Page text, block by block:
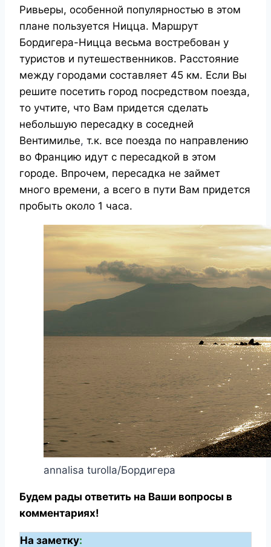
Ривьеры, особенной популярностью в этом
плане пользуется Ницца. Маршрут
Бордигера-Ницца весьма востребован у
туристов и путешественников. Расстояние
между городами составляет 45 км. Если Вы
решите посетить город посредством поезда,
то учтите, что Вам придется сделать
небольшую пересадку в соседней
Вентимилье, т.к. все поезда по направлению
во Францию идут с пересадкой в этом
городе. Впрочем, пересадка не займет
много времени, а всего в пути Вам придется
пробыть около 1 часа.
annalisa turolla/Бордигера
Будем рады ответить на Ваши вопросы в
комментариях!
На заметку: